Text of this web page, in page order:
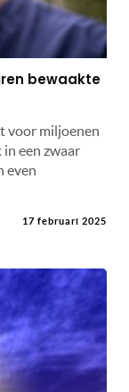
bewaakte
voor miljoenen
een zwaar
even
17 februari 2025